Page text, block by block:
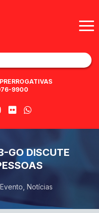
9900
GO DISCUTE
Evento Notícias